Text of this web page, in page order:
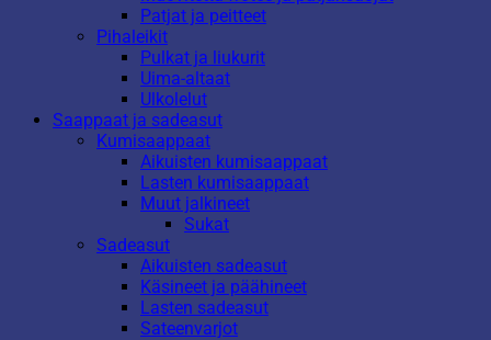
Patjat ja peitteet
Pihaleikit
Pulkat ja liukurit
Uima-altaat
Ulkolelut
Saappaat ja sadeasut
Kumisaappaat
Aikuisten kumisaappaat
Lasten kumisaappaat
Muut jalkineet
Sukat
Sadeasut
Aikuisten sadeasut
Käsineet ja päähineet
Lasten sadeasut
Sateenvarjot